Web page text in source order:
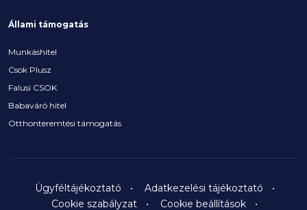
Állami támogatás
Munkáshitel
Csok Plusz
Falusi CSOK
Babaváró hitel
Otthonteremtési támogatás
Ügyféltájékoztató
Adatkezelési tájékoztató
Cookie szabályzat
Cookie beállítások